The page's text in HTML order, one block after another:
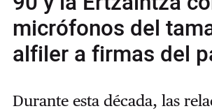
micrófonos del
alfiler a firmas del
Durante esta década, las